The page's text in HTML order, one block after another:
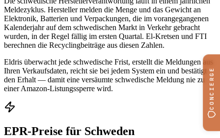
Meldezyklus. Hersteller melden die Menge und das Gewicht an
Elektronik, Batterien und Verpackungen, die im vorangegangenen
Kalenderjahr auf dem schwedischen Markt in Verkehr gebracht
wurden, in der Regel fällig im ersten Quartal. El-Kretsen und FTI
berechnen die Recyclingbeiträge aus diesen Zahlen.
Eldris überwacht jede schwedische Frist, erstellt die Meldungen aus
Ihren Verkaufsdaten, reicht sie bei jedem System ein und bestätigt
den Erhalt — damit eine versäumte schwedische Meldung nie zu
einer Amazon-Listungssperre wird.
EPR-Preise für Schweden
CONCIERGE